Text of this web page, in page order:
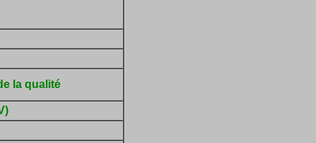
la qualité